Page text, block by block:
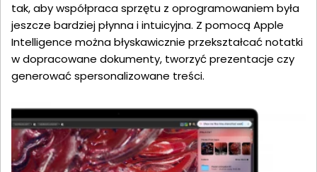
tak, aby współpraca sprzętu z oprogramowaniem była
jeszcze bardziej płynna i intuicyjna. Z pomocą Apple
Intelligence można błyskawicznie przekształcać notatki
w dopracowane dokumenty, tworzyć prezentacje czy
generować spersonalizowane treści.